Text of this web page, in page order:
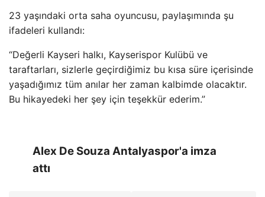
23 yaşındaki orta saha oyuncusu, paylaşımında şu
ifadeleri kullandı:
“Değerli Kayseri halkı, Kayserispor Kulübü ve
taraftarları, sizlerle geçirdiğimiz bu kısa süre içerisinde
yaşadığımız tüm anılar her zaman kalbimde olacaktır.
Bu hikayedeki her şey için teşekkür ederim.”
Alex De Souza Antalyaspor'a imza
attı